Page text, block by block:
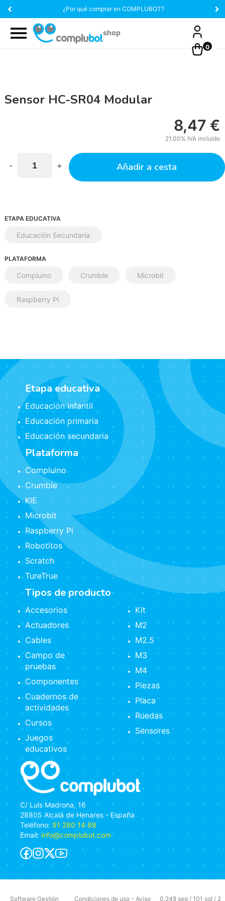
¿Por qué comprar en COMPLUBOT?
0
Sensor HC-SR04 Modular
8,47 €
21.00% IVA incluido
- + Añadir a cesta
ETAPA EDUCATIVA
Educación Secundaria
PLATAFORMA
Compluino Crumble Microbit
Raspberry Pi
C/ Luis Madrona, 16
28805 Alcalá de Henares - España
Teléfono: 91 280 14 88
Email: info@complubot.com
Etapa educativa
Educación infantil
Educación primaria
Educación secundaria
Plataforma
Compluino
Crumble
KIE
Microbit
Raspberry Pi
Robotitos
Scratch
TureTrue
Tipos de producto
Accesorios
Actuadores
Cables
Campo de
pruebas
Componentes
Cuadernos de
actividades
Cursos
Juegos
educativos
Kit
M2
M2.5
M3
M4
Piezas
Placa
Ruedas
Sensores
Software Gestión Condiciones de uso- Aviso 0.248 seg / 101 sql / 2